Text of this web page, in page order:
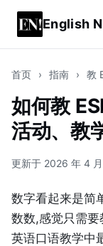
English
首页 › 指南 › 教
如何教
活动、教
更新于 2026 年 4
数字看起来是
数数,感觉只需
英语口语教学中